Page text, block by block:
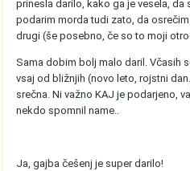
prinesla darilo, kako ga je vesela,
podarim morda tudi zato, da
drugi (še posebno, če so to moji
Sama dobim bolj malo daril. Včasih
vsaj od bližnjih (novo leto, rojstni
srečna. Ni važno KAJ je podarjeno,
nekdo spomnil name..
Ja, gajba češenj je super darilo!